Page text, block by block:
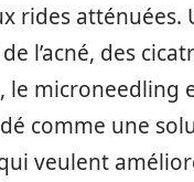
rides atténuées.
l’acné, des
le microneedling
comme une
veulent